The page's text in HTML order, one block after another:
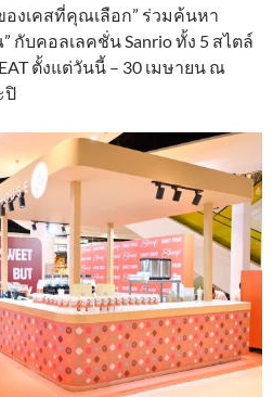
งเคสที่คุณเลือก” ร่วมค้นหา
บคอลเลคชั่น Sanrio ทั้ง 5 สไตล์
ตั้งแต่วันนี้ – 30 เมษายน ณ
ปิ